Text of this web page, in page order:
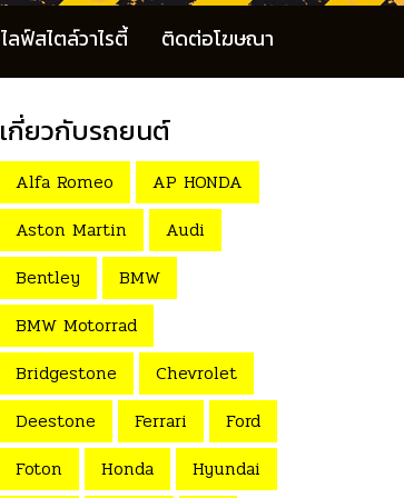
ไลฟ์สไตล์วาไรตี้ ติดต่อโฆษณา
เกี่ยวกับรถยนต์
Alfa Romeo
AP HONDA
Aston Martin
Audi
Bentley
BMW
BMW Motorrad
Bridgestone
Chevrolet
Deestone
Ferrari
Ford
Foton
Honda Hyundai